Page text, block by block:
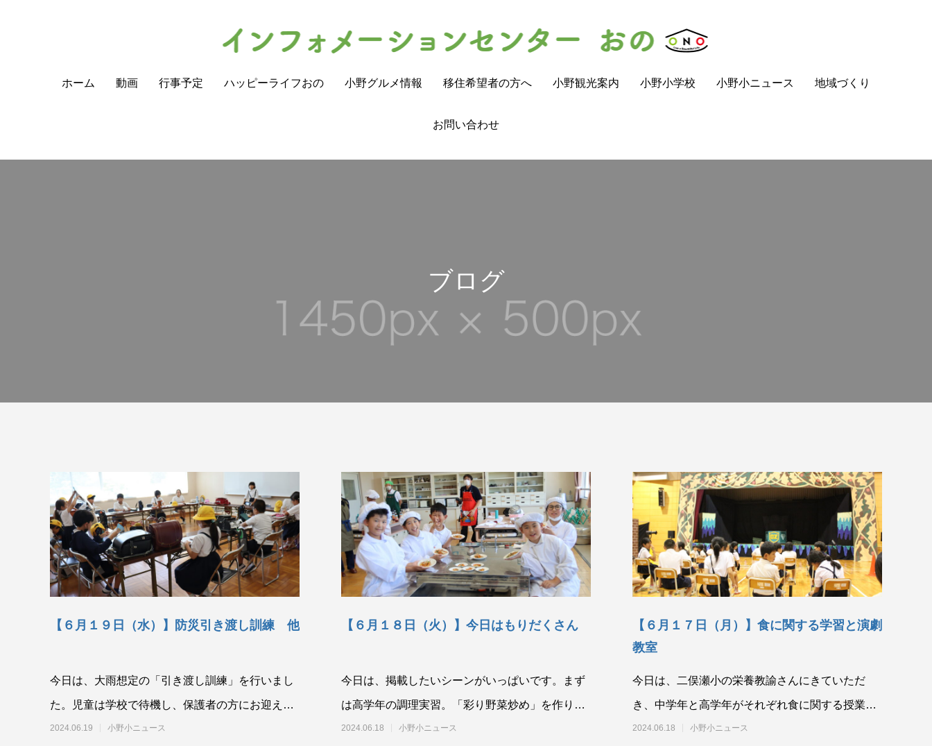
ホーム 動画 行事予定 ハッピーライフおの 小野グルメ情報 移住希望者の方へ 小野観光案内 小野小学校 小野小ニュース 地域づくり
お問い合わせ
ブログ
【６月１９日（水）】防災引き渡し訓練 他
今日は、大雨想定の「引き渡し訓練」を行いまし
た。児童は学校で待機し、保護者の方にお迎えに
来ていただきました。地域の消防団や自主防災組
2024.06.19 小野小ニュース
【６月１８日（火）】今日はもりだくさん
今日は、掲載したいシーンがいっぱいです。まず
は高学年の調理実習。「彩り野菜炒め」を作りま
した。保護者の方のサポートとJA小野女性部の
2024.06.18 小野小ニュース
【６月１７日（月）】食に関する学習と演劇
教室
今日は、二俣瀬小の栄養教諭さんにきていただ
き、中学年と高学年がそれぞれ食に関する授業を
受けました。 今日
2024.06.18 小野小ニュース